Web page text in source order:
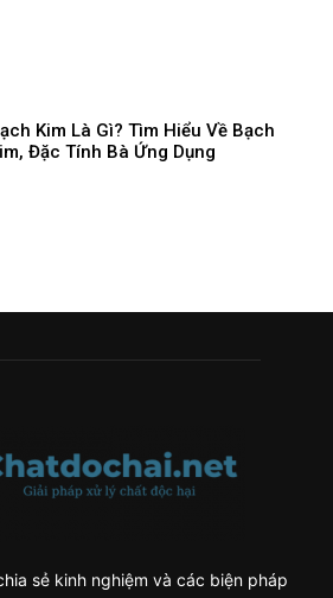
Kim Là Gì? Tìm Hiểu Về Bạch
Đặc Tính Bà Ứng Dụng
sẻ kinh nghiệm và các biện pháp